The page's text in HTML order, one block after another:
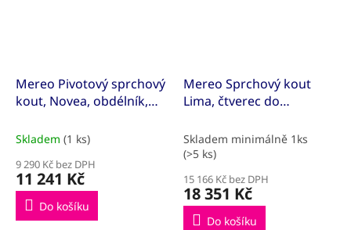
Mereo Pivotový sprchový
kout, Novea, obdélník,
sklo Čiré, dveře L/P a
Skladem (1 ks)
9 290 Kč bez DPH
11 241 Kč
Do košíku
Mereo Sprchový kout
Lima, čtverec do
100x100x100 cm, chrom
ALU, sklo Čiré
Skladem minimálně 1ks
(>5 ks)
15 166 Kč bez DPH
18 351 Kč
Do košíku